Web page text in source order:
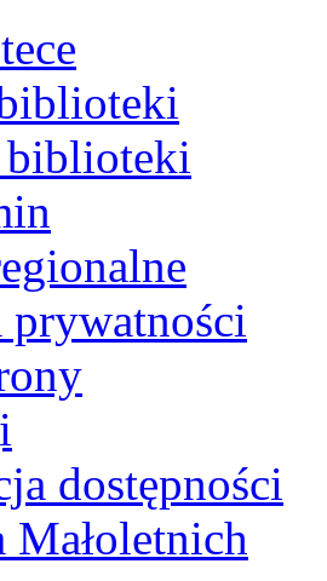
dostępności
Małoletnich